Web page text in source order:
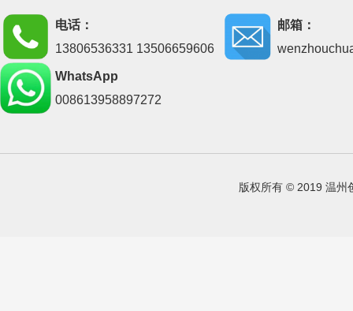
电话：
13806536331 13506659606
邮箱：
WhatsApp
008613958897272
版权所有 © 2019 温